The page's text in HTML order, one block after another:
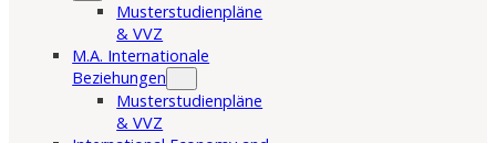
Musterstudienpläne
& VVZ
M.A. Internationale
Beziehungen
Musterstudienpläne
& VVZ